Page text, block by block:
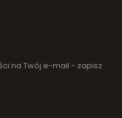
na Twój e-mail - zapisz